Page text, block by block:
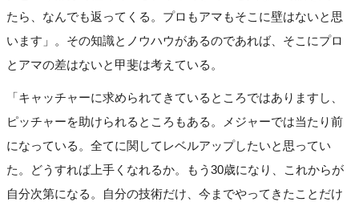
たら、なんでも返ってくる。プロもアマもそこに壁はないと思
います」。その知識とノウハウがあるのであれば、そこにプロ
とアマの差はないと甲斐は考えている。
「キャッチャーに求められてきているところではありますし、
ピッチャーを助けられるところもある。メジャーでは当たり前
になっている。全てに関してレベルアップしたいと思ってい
た。どうすれば上手くなれるか。もう30歳になり、これからが
自分次第になる。自分の技術だけ、今までやってきたことだけ